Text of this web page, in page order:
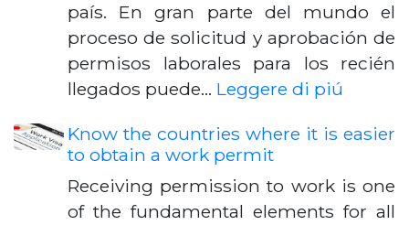
país. En gran parte del mundo el
proceso de solicitud y aprobación de
permisos laborales para los recién
llegados puede… Leggere di piú
Know the countries where it is easier
to obtain a work permit
Receiving permission to work is one
of the fundamental elements for all